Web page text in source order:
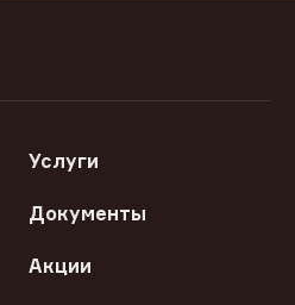
Услуги
Документы
Акции